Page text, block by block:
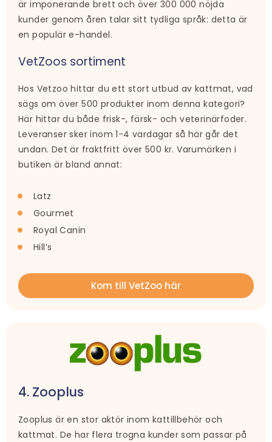
är imponerande brett och över 300 000 nöjda
kunder genom åren talar sitt tydliga språk: detta är
en populär e-handel.
VetZoos sortiment
Hos Vetzoo hittar du ett stort utbud av kattmat, vad
sägs om över 500 produkter inom denna kategori?
Här hittar du både frisk-, färsk- och veterinärfoder.
Leveranser sker inom 1-4 vardagar så här går det
undan. Det är fraktfritt över 500 kr. Varumärken i
butiken är bland annat:
Latz
Gourmet
Royal Canin
Hill’s
Kom till VetZoo här
4. Zooplus
Zooplus är en stor aktör inom kattillbehör och
kattmat. De har flera trogna kunder som passar på